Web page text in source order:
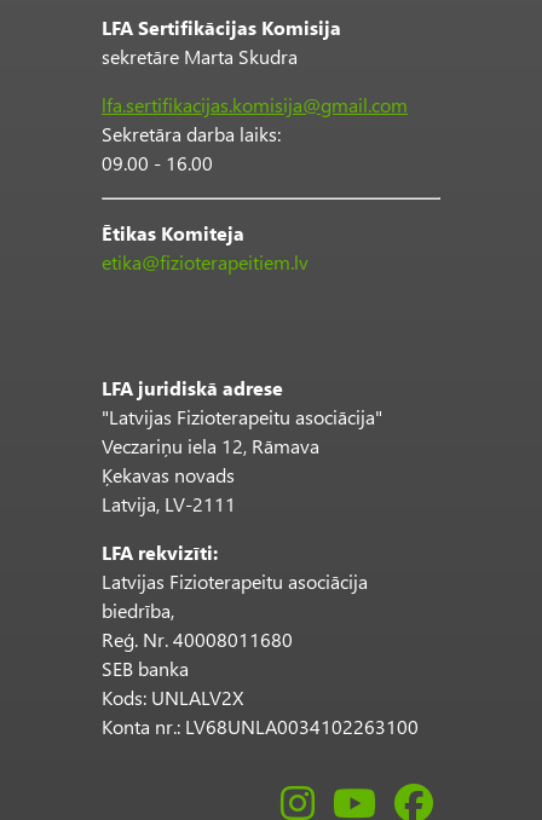
LFA Sertifikācijas Komisija
sekretāre Marta Skudra
lfa.sertifikacijas.komisija@gmail.com
Sekretāra darba laiks:
09.00 - 16.00
Ētikas Komiteja
etika@fizioterapeitiem.lv
LFA juridiskā adrese
"Latvijas Fizioterapeitu asociācija"
Veczariņu iela 12, Rāmava
Ķekavas novads
Latvija, LV-2111
LFA rekvizīti:
Latvijas Fizioterapeitu asociācija
biedrība,
Reģ. Nr. 40008011680
SEB banka
Kods: UNLALV2X
Konta nr.: LV68UNLA0034102263100